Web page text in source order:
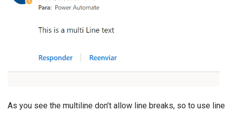
As you see the multiline don’t allow line breaks, so to use